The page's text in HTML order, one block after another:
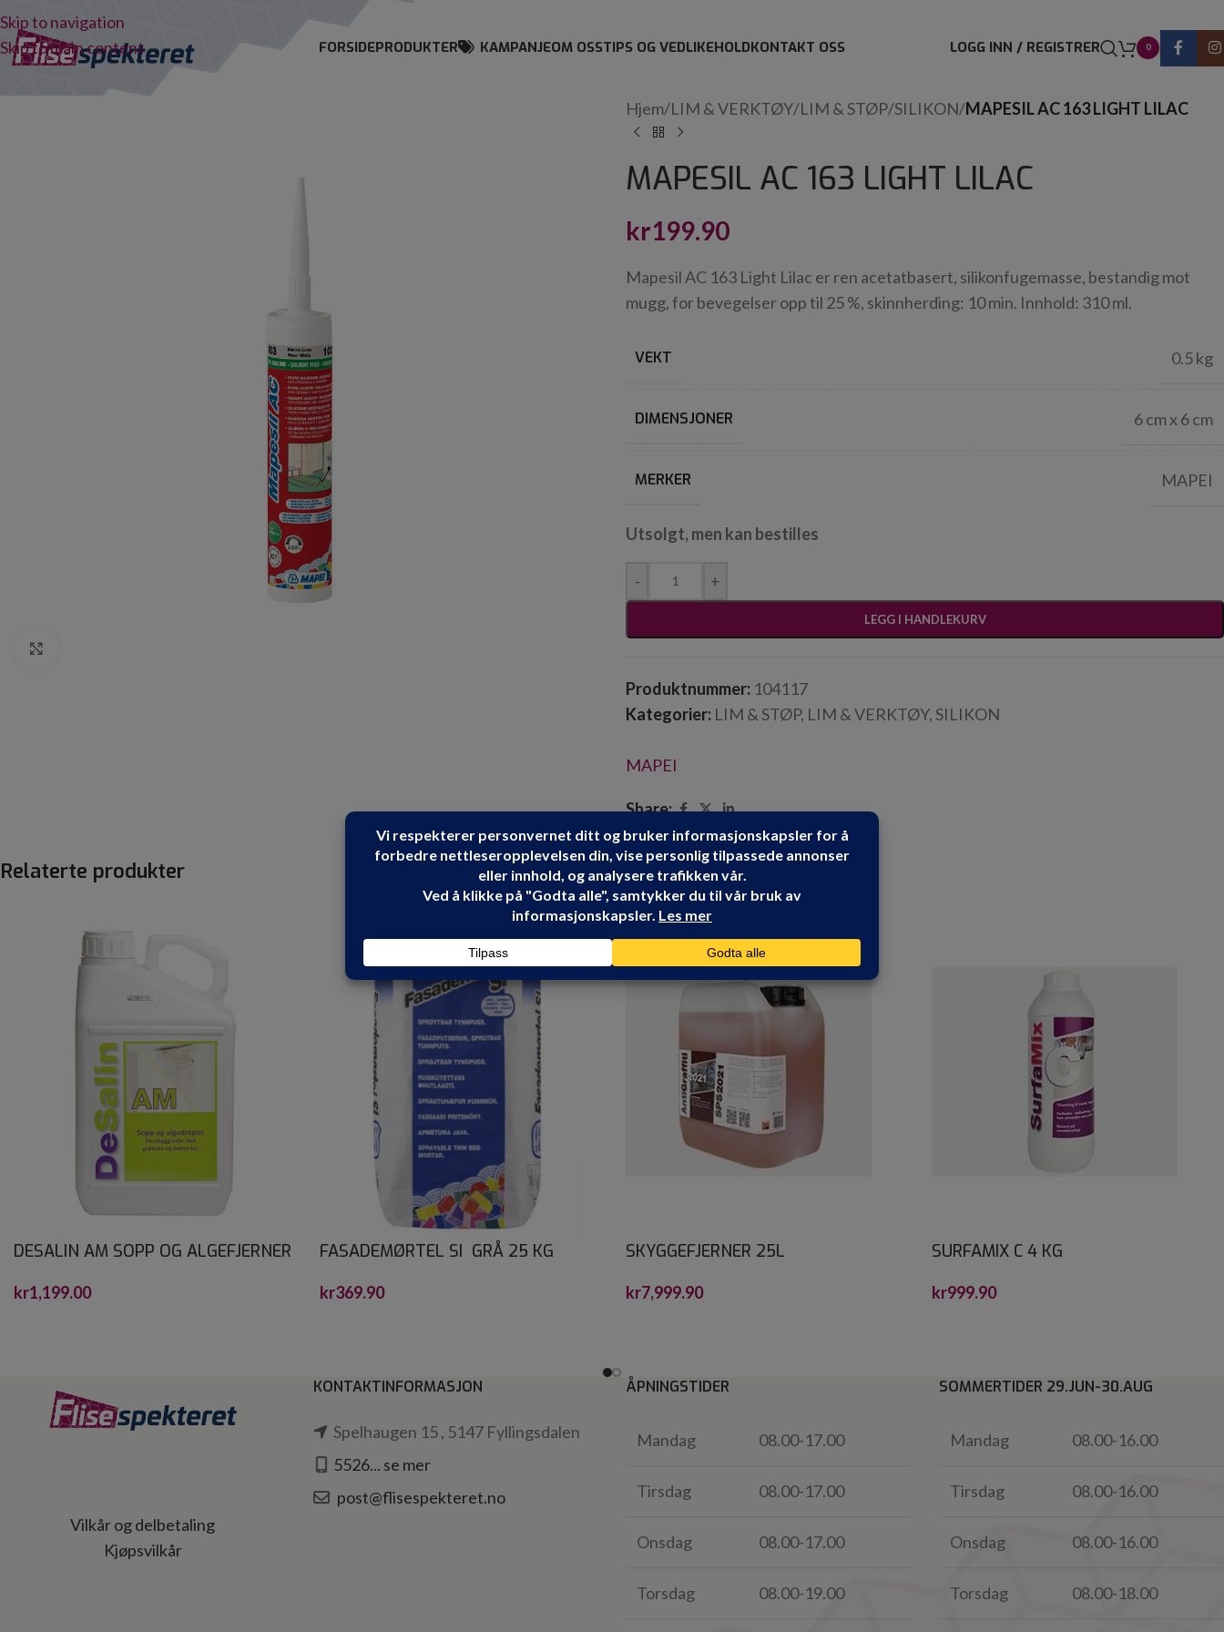
Skip to navigation
Skip to main content
FORSIDEPRODUKTER KAMPANJEOM OSSTIPS OG VEDLIKEHOLDKONTAKT OSS LOGG INN / REGISTRER 0
Hjem/LIM & VERKTØY/LIM & STØP/SILIKON/MAPESIL AC 163 LIGHT LILAC
MAPESIL AC 163 LIGHT LILAC
kr199.90
Mapesil AC 163 Light Lilac er ren acetatbasert, silikonfugemasse, bestandig mot
mugg, for bevegelser opp til 25 %, skinnherding: 10 min. Innhold: 310 ml.
VEKT 0.5 kg
DIMENSJONER 6 cm x 6 cm
MERKER MAPEI
Utsolgt, men kan bestilles
- +
LEGG I HANDLEKURV
Produktnummer: 104117
Kategorier: LIM & STØP, LIM & VERKTØY, SILIKON
MAPEI
Share:
Relaterte produkter
DESALIN AM SOPP OG ALGEFJERNER
kr1,199.00
FASADEMØRTEL SI GRÅ 25 KG
kr369.90
SKYGGEFJERNER 25L
kr7,999.90
SURFAMIX C 4 KG
kr999.90
Vilkår og delbetaling
Kjøpsvilkår
KONTAKTINFORMASJON
Spelhaugen 15 , 5147 Fyllingsdalen
5526... se mer
post@flisespekteret.no
ÅPNINGSTIDER
Mandag 08.00-17.00
Tirsdag 08.00-17.00
Onsdag 08.00-17.00
Torsdag 08.00-19.00
SOMMERTIDER 29.JUN-30.AUG
Mandag 08.00-16.00
Tirsdag 08.00-16.00
Onsdag 08.00-16.00
Torsdag 08.00-18.00